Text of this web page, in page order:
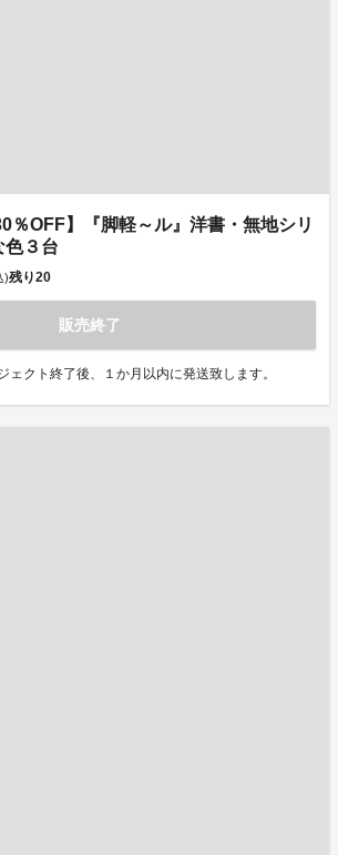
％OFF】『脚軽～ル』洋書・無地シリ
色３台
)残り20
販売終了
ェクト終了後、１か月以内に発送致します。